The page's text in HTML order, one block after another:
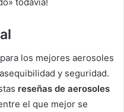
los mejores aerosoles
y seguridad.
reseñas de aerosoles
el que mejor se